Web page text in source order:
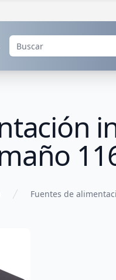
Fuentes de